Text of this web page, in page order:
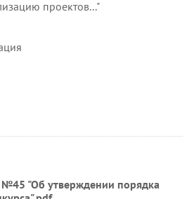
проектов..."
"Об утверждении порядка